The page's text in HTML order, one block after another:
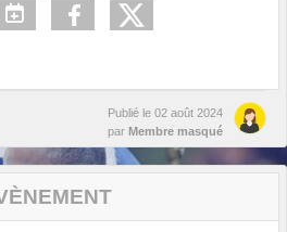
Publié le 02 août 2024
par Membre masqué